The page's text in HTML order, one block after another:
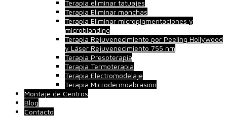
Terapia eliminar tatuajes
Terapia Eliminar manchas
Terapia Eliminar micropigmentaciones y
microblanding
Terapia Rejuvenecimiento por Peeling Hollywood
y Láser Rejuvenecimiento 755 nm
Terapia Presoterapia
Terapia Termoterapia
Terapia Electromodelaje
Terapia Microdermoabrasión
Montaje de Centros
Blog
Contacto